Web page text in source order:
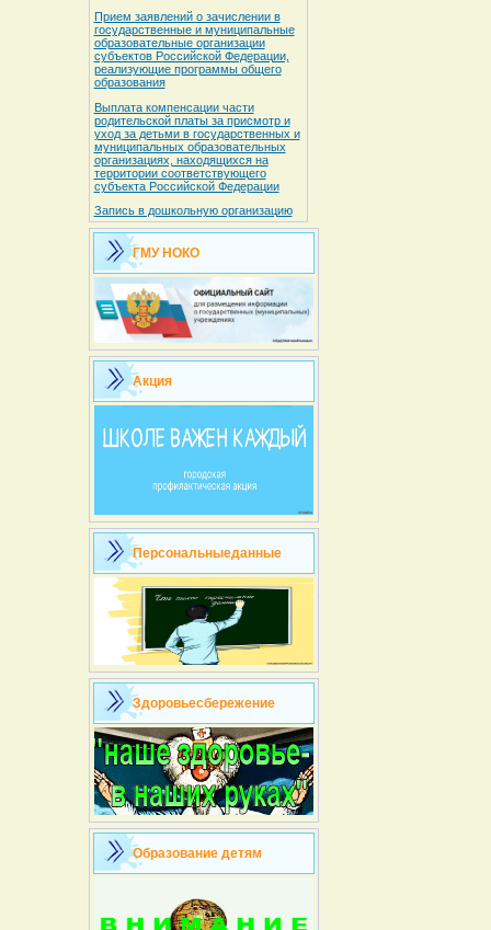
Прием заявлений о зачислении в
государственные и муниципальные
образовательные организации
субъектов Российской Федерации,
реализующие программы общего
образования
Выплата компенсации части
родительской платы за присмотр и
уход за детьми в государственных и
муниципальных образовательных
организациях, находящихся на
территории соответствующего
субъекта Российской Федерации
Запись в дошкольную организацию
ГМУ НОКО
Акция
Персональныеданные
Здоровьесбережение
Образование детям